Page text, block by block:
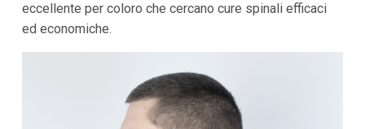
eccellente per coloro che cercano cure spinali efficaci
ed economiche.